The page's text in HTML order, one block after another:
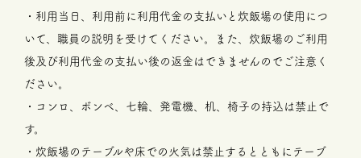
・利用当日、利用前に利用代金の支払いと炊飯場の使用につ
いて、職員の説明を受けてください。また、炊飯場のご利用
後及び利用代金の支払い後の返金はできませんのでご注意く
ださい。
・コンロ、ボンベ、七輪、発電機、机、椅子の持込は禁止で
す。
・炊飯場のテーブルや床での火気は禁止するとともにテーブ